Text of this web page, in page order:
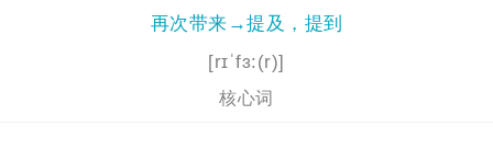
再次带来→提及，提到
[rɪˈfɜ:(r)]
核心词